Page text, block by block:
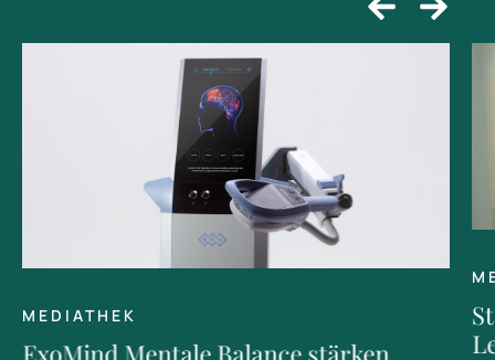
MEDIATHEK
ExoMind Mentale Balance stärken